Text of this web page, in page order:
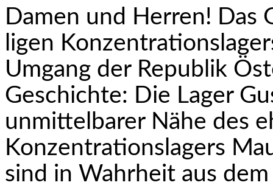
Damen und Herren! Das
ligen
Umgang der Republik
Geschichte: Die Lager
unmittelbarer Nähe des
Konzentrationslagers
sind in Wahrheit aus